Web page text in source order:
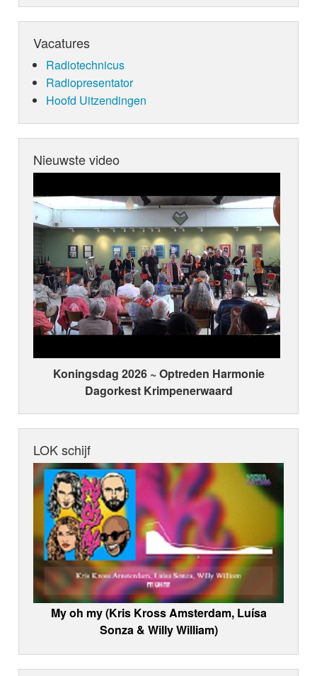
Vacatures
Radiotechnicus
Radiopresentator
Hoofd Uitzendingen
Nieuwste video
Koningsdag 2026 ~ Optreden Harmonie
Dagorkest Krimpenerwaard
LOK schijf
My oh my (Kris Kross Amsterdam, Luísa
Sonza & Willy William)